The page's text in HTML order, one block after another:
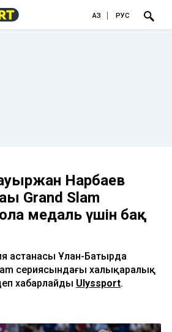
ҚАЗ РУС
Нарбаев
Grand Slam
медаль үшін бақ
астанасы Ұлан-Батырда
сериясындағы халықаралық
хабарлайды Ulyssport.